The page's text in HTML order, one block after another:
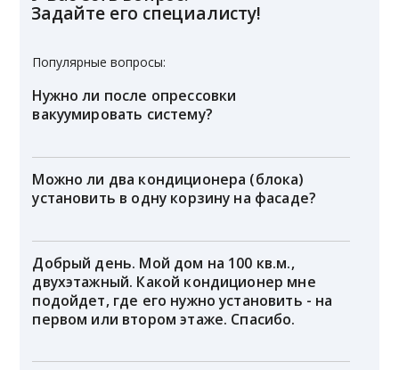
Задайте его специалисту!
Популярные вопросы:
Нужно ли после опрессовки
вакуумировать систему?
Можно ли два кондиционера (блока)
установить в одну корзину на фасаде?
Добрый день. Мой дом на 100 кв.м.,
двухэтажный. Какой кондиционер мне
подойдет, где его нужно установить - на
первом или втором этаже. Спасибо.